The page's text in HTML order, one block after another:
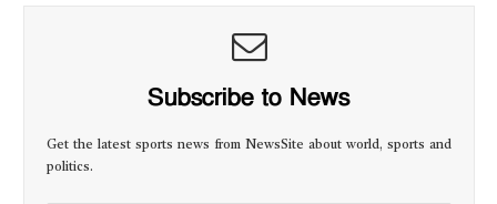
Subscribe to News
Get the latest sports news from NewsSite about world, sports and
politics.